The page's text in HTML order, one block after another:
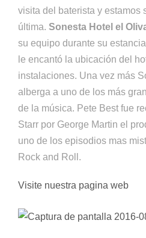
visita del baterista y estamos
última. Sonesta Hotel el
su equipo durante su
le encantó la ubicación del
instalaciones. Una vez más
alberga a uno de los más
de la música. Pete Best fue
Starr por George Martin el
uno de los episodios mas
Rock and Roll.
Visite nuestra pagina web